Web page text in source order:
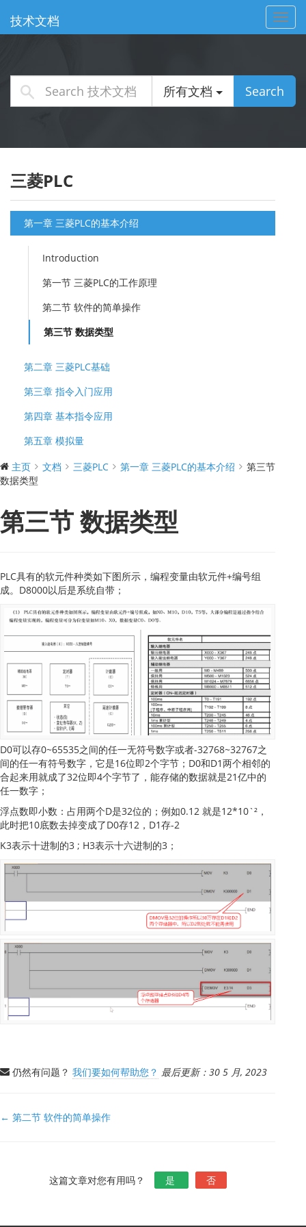
技术文档
所有文档 Search
三菱PLC
第一章 三菱PLC的基本介绍
Introduction
第一节 三菱PLC的工作原理
第二节 软件的简单操作
第三节 数据类型
第二章 三菱PLC基础
第三章 指令入门应用
第四章 基本指令应用
第五章 模拟量
主页
文档 三菱PLC 第一章 三菱PLC的基本介绍
第三节
数据类型
第三节 数据类型
PLC具有的软元件种类如下图所示，编程变量由软元件+编号组
成。D8000以后是系统自带；
D0可以存0~65535之间的任一无符号数字或者-32768~32767之
间的任一有符号数字，它是16位即2个字节；D0和D1两个相邻的
合起来用就成了32位即4个字节了，能存储的数据就是21亿中的
任一数字；
浮点数即小数：占用两个D是32位的；例如0.12 就是12*10`²，
此时把10底数去掉变成了D0存12，D1存-2
K3表示十进制的3 ; H3表示十六进制的3；
仍然有问题？ 我们要如何帮助您？ 最后更新：30 5 月, 2023
文
← 第二节 软件的简单操作
这篇文章对您有用吗？ 是 否